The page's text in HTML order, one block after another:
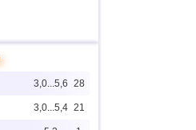
3,0...5,6 28
3,0...5,4 21